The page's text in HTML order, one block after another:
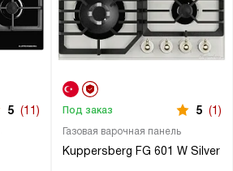
5 (11)
Газовая варочная панель
Kuppersberg FG 601 W Silver
Под заказ 5 (1)